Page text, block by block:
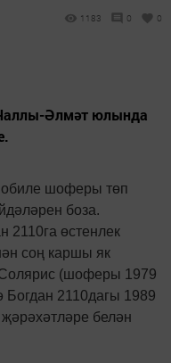
1183 0 0
Әлмәт юлында
шоферы төп
боза.
2110га өстенлек
соң каршы як
(шоферы 1979
2110дагы 1989
белән